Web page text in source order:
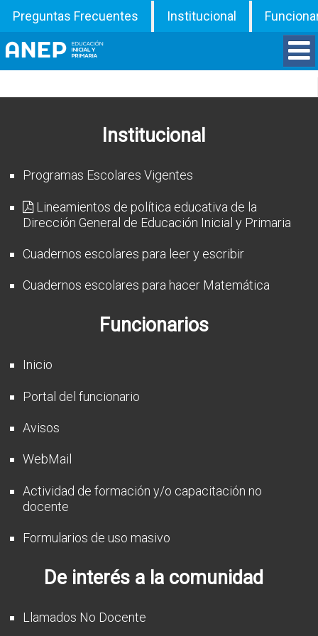
Preguntas Frecuentes Institucional
Inspecciones
Programas
Documentos
Noticias
Institucional
Programas Escolares Vigentes
Lineamientos de política educativa de la
Dirección General de Educación Inicial y Primaria
Cuadernos escolares para leer y escribir
Cuadernos escolares para hacer Matemática
Funcionarios
Inicio
Portal del funcionario
Avisos
WebMail
Actividad de formación y/o capacitación no
docente
Formularios de uso masivo
De interés a la comunidad
Llamados No Docente